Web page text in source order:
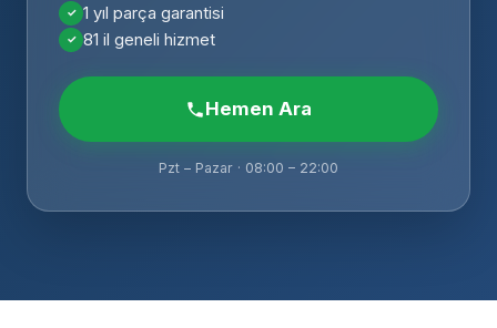
1 yıl parça garantisi
81 il geneli hizmet
Hemen Ara
Pzt – Pazar · 08:00 – 22:00